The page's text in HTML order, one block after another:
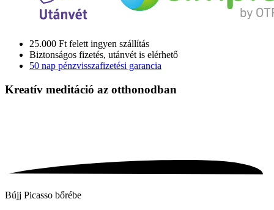
25.000 Ft felett ingyen szállítás
Biztonságos fizetés, utánvét is elérhető
50 nap pénzvisszafizetési garancia
Kreatív meditáció az otthonodban
Bújj Picasso bőrébe